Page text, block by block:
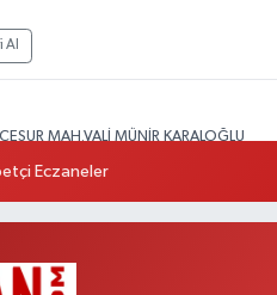
Al
MAH.VALİ MÜNİR KARALOĞLU
NO:99-B DİŞ HASTANESİ
Eczaneler